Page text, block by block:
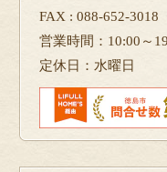
FAX : 088-652-3018
営業時間：10:00～
定休日：水曜日